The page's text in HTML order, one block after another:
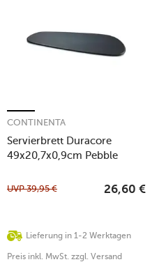
Servierbrett Duracore
49x20,7x0,9cm Pebble
CONTINENTA
Lieferung in 1-2 Werktagen
UVP39,95 € 26,60 €
Preis inkl. MwSt. zzgl. Versand